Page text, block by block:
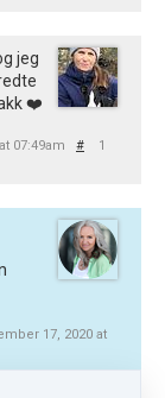
jeg
❤️
07:49am #
1
17, 2020 at